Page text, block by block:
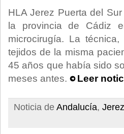
HLA Jerez Puerta del
la provincia de Cádiz
microcirugía. La
tejidos de la misma
45 años que había sido
meses antes.
Leer
Noticia de Andalucía, Jerez